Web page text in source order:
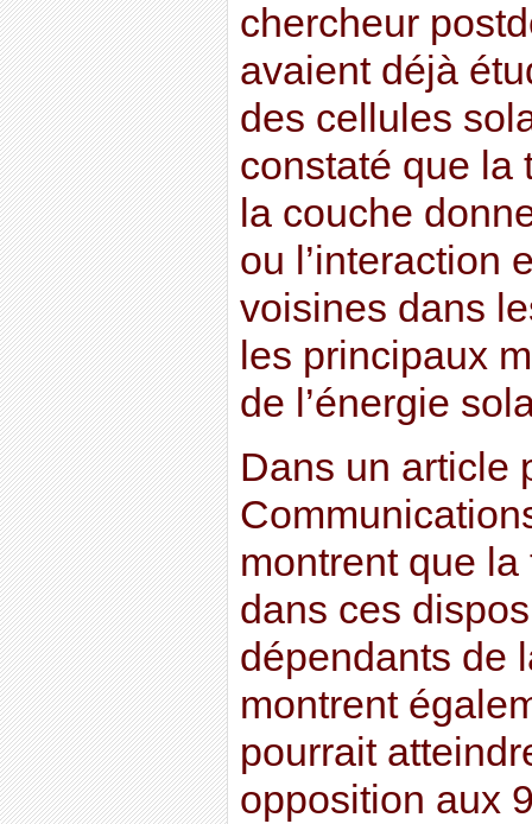
chercheur
avaient déjà
des cellules
constaté que la
la couche
ou l’interaction
voisines dans
les principaux
de l’énergie
Dans un article
montrent que la
dans ces
dépendants de
montrent
pourrait
opposition aux